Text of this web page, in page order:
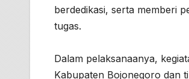
berdedikasi, serta memberi
tugas.
Dalam pelaksanaanya,
Kabupaten Bojonegoro dan